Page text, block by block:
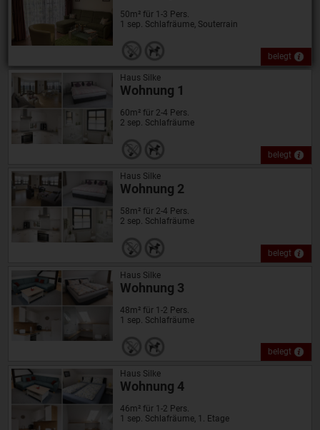
belegt
50m² für 1-3 Pers.
1 sep. Schlafräume, Souterrain
belegt
Haus Silke
Wohnung 1
60m² für 2-4 Pers.
2 sep. Schlafräume
belegt
Haus Silke
Wohnung 2
58m² für 2-4 Pers.
2 sep. Schlafräume
belegt
Haus Silke
Wohnung 3
48m² für 1-2 Pers.
1 sep. Schlafräume
Haus Silke
Wohnung 4
46m² für 1-2 Pers.
1 sep. Schlafräume, 1. Etage